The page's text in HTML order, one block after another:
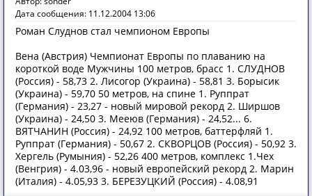
Дата сообщения: 11.12.2004 13:06
Роман Слуднов стал чемпионом Европы
Вена (Австрия) Чемпионат Европы по плаванию на
короткой воде Мужчины 100 метров, брасс 1. СЛУДНОВ
(Россия) - 58,73 2. Лисогор (Украина) - 58,81 3. Борысик
(Украина) - 59,70 50 метров, на спине 1. Руппрат
(Германия) - 23,27 - новый мировой рекорд 2. Ширшов
(Украина) - 24,50 3. Мееюв (Германия) - 24,52... 6.
ВЯТЧАНИН (Россия) - 24,92 100 метров, баттерфляй 1.
Руппрат (Германия) - 50,67 2. СКВОРЦОВ (Россия) - 50,92 3.
Хергель (Румыния) - 52,26 400 метров, комплекс 1.Чех
(Венгрия) - 4.03,96 - новый европейский рекорд 2. Марин
(Италия) - 4.05,93 3. БЕРЕЗУЦКИЙ (Россия) - 4.08,91